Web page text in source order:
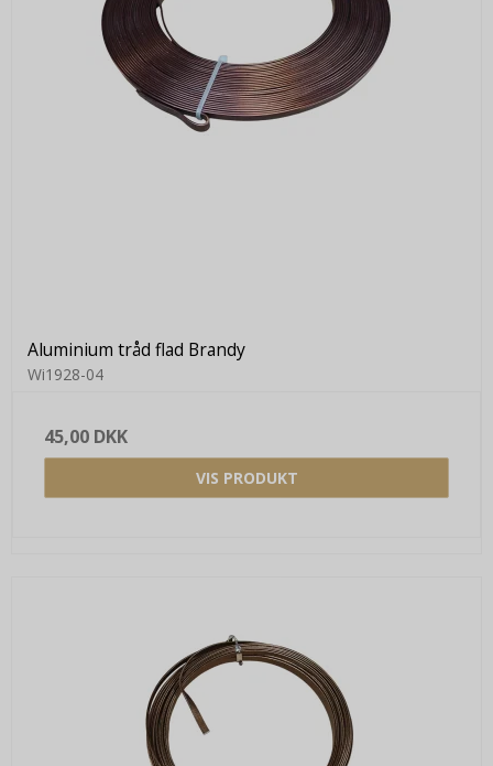
Aluminium tråd flad Brandy
Wi1928-04
45,00 DKK
VIS PRODUKT